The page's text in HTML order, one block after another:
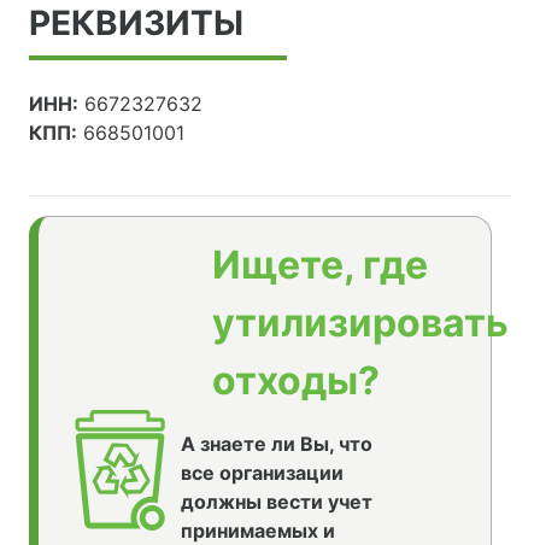
РЕКВИЗИТЫ
ИНН: 6672327632
КПП: 668501001
Ищете, где
утилизировать
отходы?
А знаете ли Вы, что
все организации
должны вести учет
принимаемых и